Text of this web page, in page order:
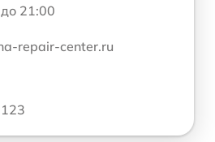
21:00
repair-center.ru